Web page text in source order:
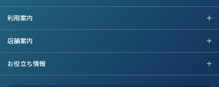
利用案内
店舗案内
お役立ち情報